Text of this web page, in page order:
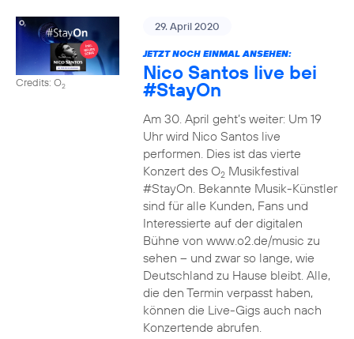
Credits: O2
29. April 2020
JETZT NOCH EINMAL ANSEHEN:
Nico Santos live bei
#StayOn
Am 30. April geht’s weiter: Um 19
Uhr wird Nico Santos live
performen. Dies ist das vierte
Konzert des O2Musikfestival
#StayOn. Bekannte Musik-Künstler
sind für alle Kunden, Fans und
Interessierte auf der digitalen
Bühne von www.o2.de/music zu
sehen – und zwar so lange, wie
Deutschland zu Hause bleibt. Alle,
die den Termin verpasst haben,
können die Live-Gigs auch nach
Konzertende abrufen.